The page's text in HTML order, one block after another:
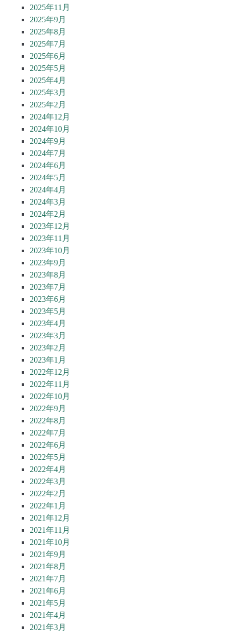
2025年11月
2025年9月
2025年8月
2025年7月
2025年6月
2025年5月
2025年4月
2025年3月
2025年2月
2024年12月
2024年10月
2024年9月
2024年7月
2024年6月
2024年5月
2024年4月
2024年3月
2024年2月
2023年12月
2023年11月
2023年10月
2023年9月
2023年8月
2023年7月
2023年6月
2023年5月
2023年4月
2023年3月
2023年2月
2023年1月
2022年12月
2022年11月
2022年10月
2022年9月
2022年8月
2022年7月
2022年6月
2022年5月
2022年4月
2022年3月
2022年2月
2022年1月
2021年12月
2021年11月
2021年10月
2021年9月
2021年8月
2021年7月
2021年6月
2021年5月
2021年4月
2021年3月